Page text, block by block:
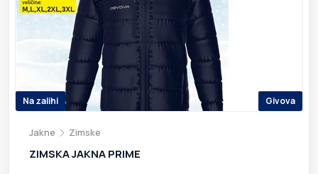
Na zalihi Givova
Jakne Zimske
ZIMSKA JAKNA PRIME